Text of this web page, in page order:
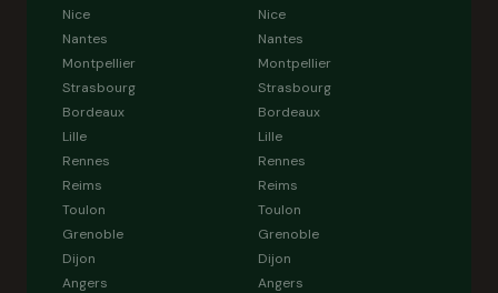
Nice
Nantes
Montpellier
Strasbourg
Bordeaux
Lille
Rennes
Reims
Toulon
Grenoble
Dijon
Angers
Nice
Nantes
Montpellier
Strasbourg
Bordeaux
Lille
Rennes
Reims
Toulon
Grenoble
Dijon
Angers